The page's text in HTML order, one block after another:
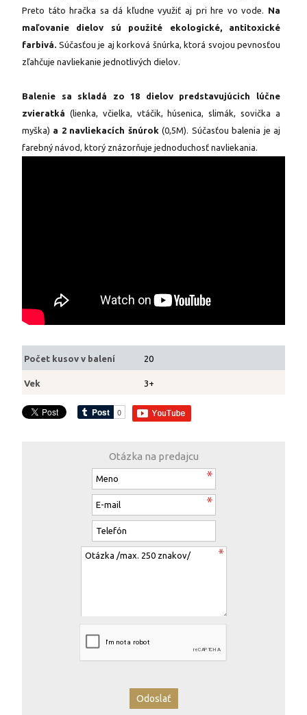
Preto táto hračka sa dá kľudne využiť aj pri hre vo vode. Na
maľovanie dielov sú použité ekologické, antitoxické
farbivá. Súčasťou je aj korková šnúrka, ktorá svojou pevnosťou
zľahčuje navliekanie jednotlivých dielov.
Balenie sa skladá zo 18 dielov predstavujúcich lúčne
zvieratká (lienka, včielka, vtáčik, húsenica, slimák, sovička a
myška) a 2 navliekacích šnúrok(0,5M). Súčasťou balenia je aj
farebný návod, ktorý znázorňuje jednoduchosť navliekania.
Počet kusov v balení 20
Vek 3+
Otázka na predajcu